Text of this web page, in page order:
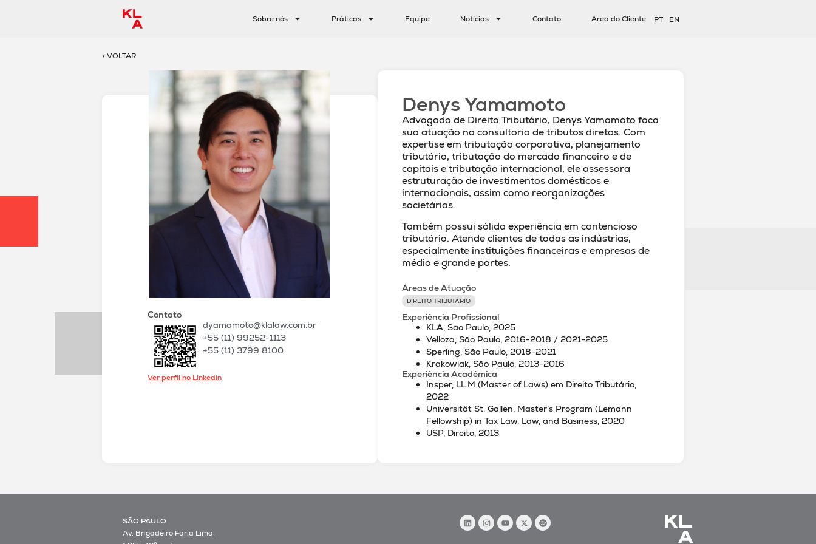
Sobre nós Práticas Equipe Notícias Contato Área do Cliente PT EN
< VOLTAR
Contato
dyamamoto@klalaw.com.br
+55 (11) 99252-1113
+55 (11) 3799 8100
Ver perfil no Linkedin
Denys Yamamoto
Advogado de Direito Tributário, Denys Yamamoto foca
sua atuação na consultoria de tributos diretos. Com
expertise em tributação corporativa, planejamento
tributário, tributação do mercado financeiro e de
capitais e tributação internacional, ele assessora
estruturação de investimentos domésticos e
internacionais, assim como reorganizações
societárias.
Também possui sólida experiência em contencioso
tributário. Atende clientes de todas as indústrias,
especialmente instituições financeiras e empresas de
médio e grande portes.
Áreas de Atuação
DIREITO TRIBUTÁRIO
Experiência Profissional
KLA, São Paulo, 2025
Velloza, São Paulo, 2016-2018 / 2021-2025
Sperling, São Paulo, 2018-2021
Krakowiak, São Paulo, 2013-2016
Experiência Acadêmica
Insper, LL.M (Master of Laws) em Direito Tributário,
2022
Universität St. Gallen, Master’s Program (Lemann
Fellowship) in Tax Law, Law, and Business, 2020
USP, Direito, 2013
SÃO PAULO
Av. Brigadeiro Faria Lima,